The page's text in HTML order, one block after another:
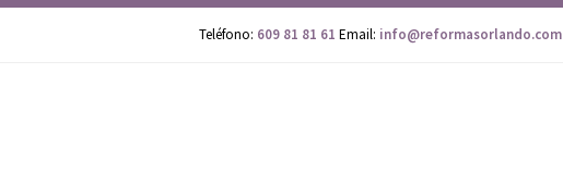
Teléfono: 609 81 81 61 Email: info@reformasorlando.com